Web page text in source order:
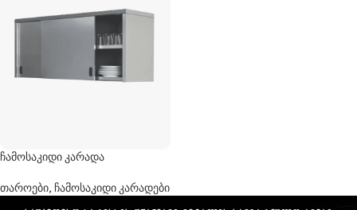
ჩამოსაკიდი კარადა
თაროები, ჩამოსაკიდი კარადები